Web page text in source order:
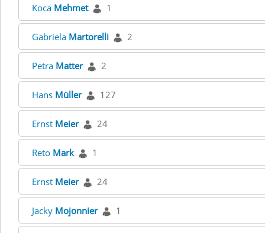
Koca Mehmet 1
Gabriela Martorelli 2
Petra Matter 2
Hans Müller 127
Ernst Meier 24
Reto Mark 1
Ernst Meier 24
Jacky Mojonnier 1